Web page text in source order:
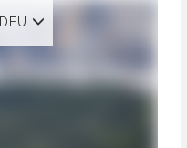
DEU